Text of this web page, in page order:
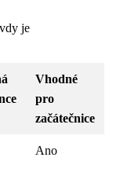
je
Vhodné
pro
začátečnice
Ano